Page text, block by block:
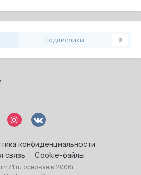
Подписчики 0
конфиденциальности
связь
Cookie-файлы
основан в 2006г.